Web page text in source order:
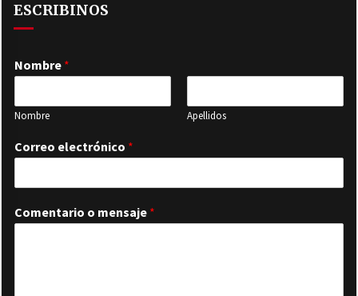
ESCRIBINOS
Nombre *
Nombre Apellidos
Correo electrónico *
Comentario o mensaje *